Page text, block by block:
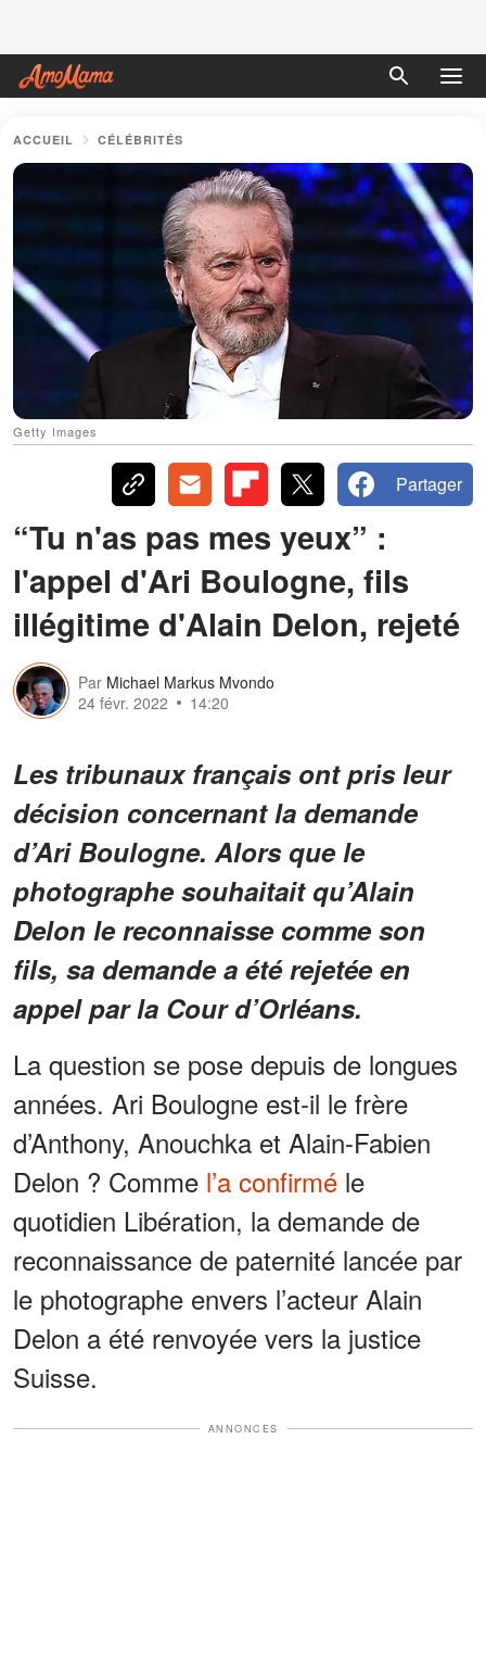
ACCUEIL CÉLÉBRITÉS
Getty Images
Partager
“Tu n'as pas mes yeux” :
l'appel d'Ari Boulogne, fils
illégitime d'Alain Delon, rejeté
Par Michael Markus Mvondo
24 févr. 2022
14:20
Les tribunaux français ont pris leur
décision concernant la demande
d’Ari Boulogne. Alors que le
photographe souhaitait qu’Alain
Delon le reconnaisse comme son
fils, sa demande a été rejetée en
appel par la Cour d’Orléans.
La question se pose depuis de longues
années. Ari Boulogne est-il le frère
d’Anthony, Anouchka et Alain-Fabien
Delon ? Comme l’a confirmé le
quotidien Libération, la demande de
reconnaissance de paternité lancée par
le photographe envers l’acteur Alain
Delon a été renvoyée vers la justice
Suisse.
ANNONCES